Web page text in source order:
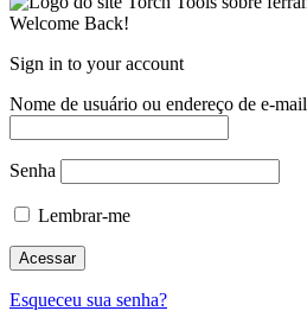
Welcome Back!
Sign in to your account
Nome de usuário ou endereço de e-mail
Senha
Lembrar-me
Esqueceu sua senha?